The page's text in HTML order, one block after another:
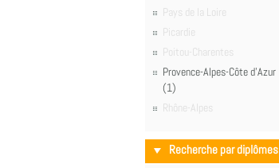
Pays de la Loire
Picardie
Poitou-Charentes
Provence-Alpes-Côte d'Azur
(1)
Rhône-Alpes
Recherche par diplômes